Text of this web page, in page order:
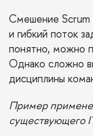
Смешение Scrum
и гибкий поток
понятно, можно
Однако сложно
дисциплины
Пример
существующего